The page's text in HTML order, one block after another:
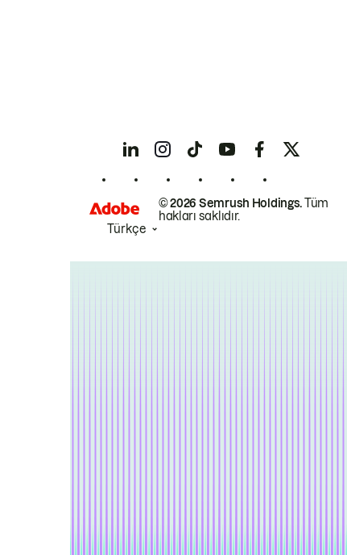
© 2026 Semrush Holdings.Tüm
hakları saklıdır.
Türkçe